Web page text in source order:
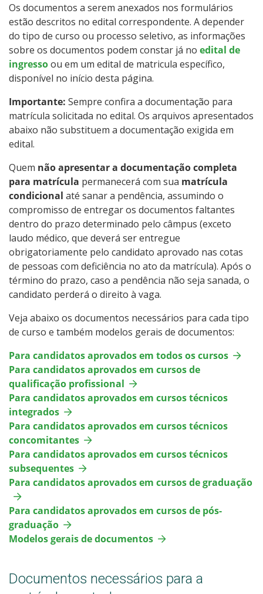
Os documentos a serem anexados nos formulários
estão descritos no edital correspondente. A depender
do tipo de curso ou processo seletivo, as informações
sobre os documentos podem constar já no edital de
ingressoou em um edital de matricula específico,
disponível no início desta página.
Importante: Sempre confira a documentação para
matrícula solicitada no edital. Os arquivos apresentados
abaixo não substituem a documentação exigida em
edital.
Quem não apresentar a documentação completa
para matrícula permanecerá com sua matrícula
condicional até sanar a pendência, assumindo o
compromisso de entregar os documentos faltantes
dentro do prazo determinado pelo câmpus (exceto
laudo médico, que deverá ser entregue
obrigatoriamente pelo candidato aprovado nas cotas
de pessoas com deficiência no ato da matrícula). Após o
término do prazo, caso a pendência não seja sanada, o
candidato perderá o direito à vaga.
Veja abaixo os documentos necessários para cada tipo
de curso e também modelos gerais de documentos:
Para candidatos aprovados em todos os cursos
Para candidatos aprovados em cursos de
qualificação profissional
Para candidatos aprovados em cursos técnicos
integrados
Para candidatos aprovados em cursos técnicos
concomitantes
Para candidatos aprovados em cursos técnicos
subsequentes
Para candidatos aprovados em cursos de graduação
Para candidatos aprovados em cursos de pós-
graduação
Modelos gerais de documentos
Documentos necessários para a